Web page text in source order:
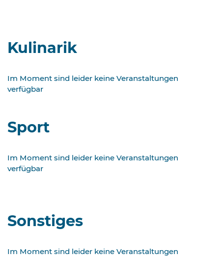
Kulinarik
Im Moment sind leider keine Veranstaltungen
verfügbar
Sport
Im Moment sind leider keine Veranstaltungen
verfügbar
Sonstiges
Im Moment sind leider keine Veranstaltungen